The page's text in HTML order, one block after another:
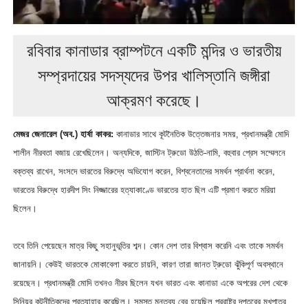
রবিবার কানাডার ব্রাম্পটনে একটি মন্দির ও ভারতীয়
সম্প্রদায়ের সদস্যদের উপর খালিস্তানি জঙ্গীরা
আক্রমণ করেছে।
মেজর জেনারেল (অব.) হার্ষা কাকর: কানাডার সাথে কূটনৈতিক উত্তেজনার সময়, প্রধানমন্ত্রী মোদি
শালীন নীরবতা বজায় রেখেছিলেন। অন্যদিকে, জাস্টিন ট্রুডো উঠতি-নামি, বহুবার প্রেস সম্মেলনে
বক্তব্য রাখেন, সংসদে ভারতের বিরুদ্ধে অভিযোগ করেন, বিশ্বনেতাদের সমর্থন প্রার্থনা করেন,
ভারতের বিরুদ্ধে হারদীপ সিং নিজ্জারের হত্যাকাণ্ডে ভারতের হাত ছিল এটি প্রমাণ করতে মরিয়া
ছিলেন।
তবে তিনি পেয়েছেন মাত্র কিছু সহানুভূতির শব্দ। কোন দেশ তার বিশ্বাস করেনি এবং তাকে সমর্থন
জানায়নি। কেউই ভারতকে মোকাবেলা করতে চায়নি, কারণ তারা জানত ট্রুডো ঝুঁকিপূর্ণ অবস্থানে
রয়েছেন। প্রধানমন্ত্রী মোদি তখনও নীরব ছিলেন যখন ভারত এবং কানাডা একে অপরের দেশ থেকে
সিনিয়র কূটনীতিকদের প্রত্যাহার করেছিল। সমস্ত মন্তব্য বের হয়েছিল পররাষ্ট্র দপ্তরের মুখপাত্র